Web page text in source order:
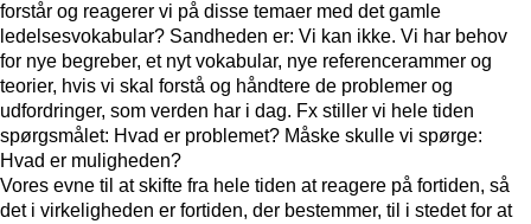
forstår og reagerer vi på disse temaer med det gamle
ledelsesvokabular? Sandheden er: Vi kan ikke. Vi har behov
for nye begreber, et nyt vokabular, nye referencerammer og
teorier, hvis vi skal forstå og håndtere de problemer og
udfordringer, som verden har i dag. Fx stiller vi hele tiden
spørgsmålet: Hvad er problemet? Måske skulle vi spørge:
Hvad er muligheden?
Vores evne til at skifte fra hele tiden at reagere på fortiden, så
det i virkeligheden er fortiden, der bestemmer, til i stedet for at